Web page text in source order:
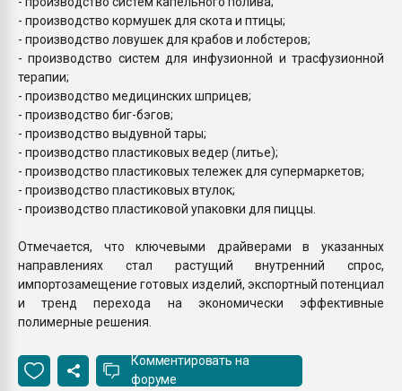
- производство кормушек для скота и птицы;
- производство ловушек для крабов и лобстеров;
- производство систем для инфузионной и трасфузионной
терапии;
- производство медицинских шприцев;
- производство биг-бэгов;
- производство выдувной тары;
- производство пластиковых ведер (литье);
- производство пластиковых тележек для супермаркетов;
- производство пластиковых втулок;
- производство пластиковой упаковки для пиццы.
Отмечается, что ключевыми драйверами в указанных
направлениях стал растущий внутренний спрос,
импортозамещение готовых изделий, экспортный потенциал
и тренд перехода на экономически эффективные
полимерные решения.
Комментировать на
форуме